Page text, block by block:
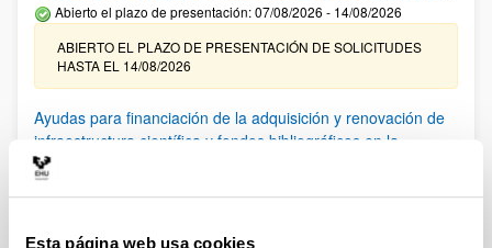
Esta página web usa cookies
Abierto el plazo de presentación: 07/08/2026 - 14/08/2026
ABIERTO EL PLAZO DE PRESENTACIÓN DE SOLICITUDES
HASTA EL 14/08/2026
Ayudas para financiación de la adquisición y renovación de
infraestructura científica y fondos bibliográficos en la
UPV/EHU 2026
solicitudes admitidas y excluidas. 23/03/2026: Relación